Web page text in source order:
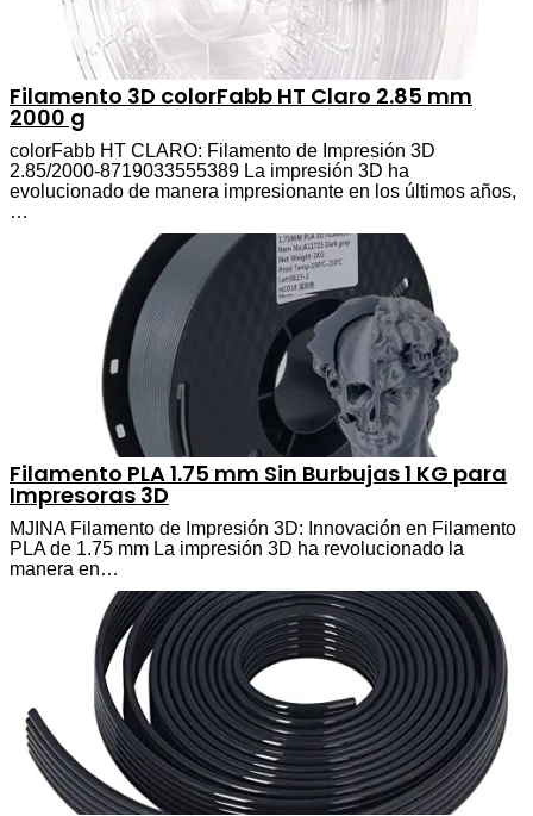
Filamento 3D colorFabb HT Claro 2.85 mm
2000 g
colorFabb HT CLARO: Filamento de Impresión 3D
2.85/2000-8719033555389 La impresión 3D ha
evolucionado de manera impresionante en los últimos años,
…
Filamento PLA 1.75 mm Sin Burbujas 1 KG para
Impresoras 3D
MJINA Filamento de Impresión 3D: Innovación en Filamento
PLA de 1.75 mm La impresión 3D ha revolucionado la
manera en…